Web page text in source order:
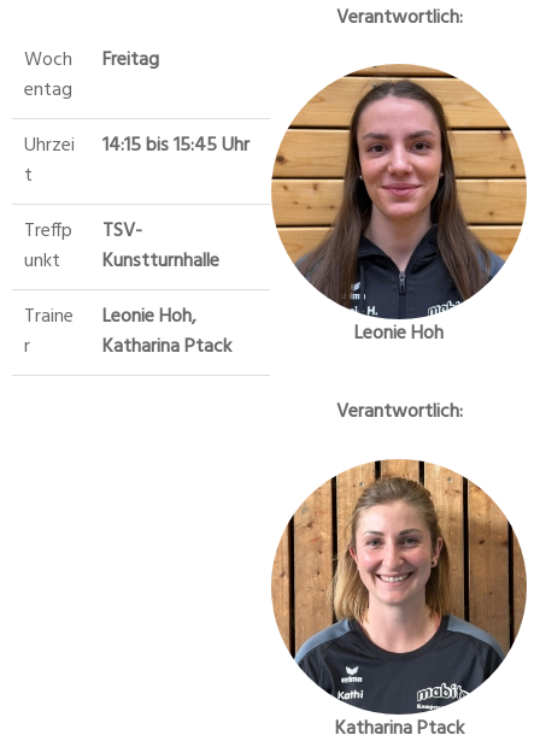
Woch
entag
Freitag
Uhrzei
t
14:15 bis 15:45 Uhr
Treffp
unkt
TSV-
Kunstturnhalle
Traine
r
Leonie Hoh,
Katharina Ptack
Verantwortlich:
Leonie Hoh
Verantwortlich: